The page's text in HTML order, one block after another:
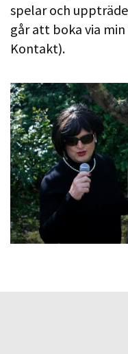
spelar och
går att boka via
Kontakt).